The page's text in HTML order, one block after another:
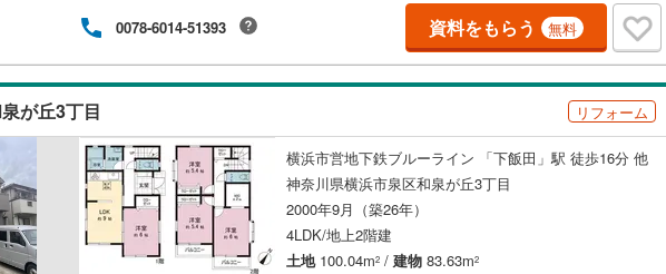
0078-6014-51393 資料をもらう 無料
が丘3丁目 リフォーム
横浜市営地下鉄ブルーライン 「下飯田」駅 徒歩16分 他
神奈川県横浜市泉区和泉が丘3丁目
2000年9月（築26年）
4LDK/地上2階建
土地100.04m2 / 建物 83.63m2
東北新幹線(0) 上越新幹線( 0)
秋田新幹線(0) 北陸新幹線(0)
北陸新幹線（JR西日本） (0)
西九州新幹線(0)
札幌市営地下鉄南北線 ) 札幌市営地下鉄東西線
仙台市地下鉄南北線(0) 仙台市地下鉄東西線